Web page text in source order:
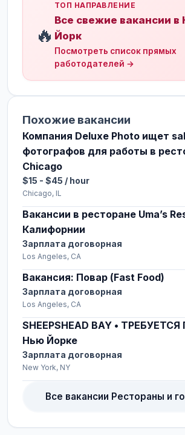
🔥
ТОП НАПРАВЛЕНИЕ
Все свежие вакансии
Йорк
Посмотреть список прямых
работодателей →
Похожие вакансии
Компания Deluxe Photo ищет
фотографов для работы в
Chicago
$15 - $45 / hour
Chicago, IL
Вакансии в ресторане Uma’s
Калифорнии
Зарплата договорная
Los Angeles, CA
Вакансия: Повар (Fast Food)
Зарплата договорная
Los Angeles, CA
SHEEPSHEAD BAY •
Нью Йорке
Зарплата договорная
New York, NY
Все вакансии Рестораны и